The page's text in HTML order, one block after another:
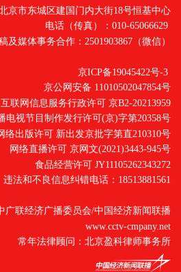
京市东城区建国门内大街18号恒基中心
电话（传真）：010-65066629
及媒体事务合作：2501903867（微信）
京ICP备19045422号-3
京公网安备 11010502047854号
互联网信息服务行政许可 京B2-20213959
电视节目制作发行许可(京)字第20358号
络出版许可 新出发京批字第直210310号
网络直播许可 京网文(2021)3443-945号
食品经营许可 JY11105262343272
违法和不良信息纠错电话：18513881561
广联经济广播委员会/中国经济新闻联播
www.cctv-cmpany.net
常年法律顾问：北京盈科律师事务所